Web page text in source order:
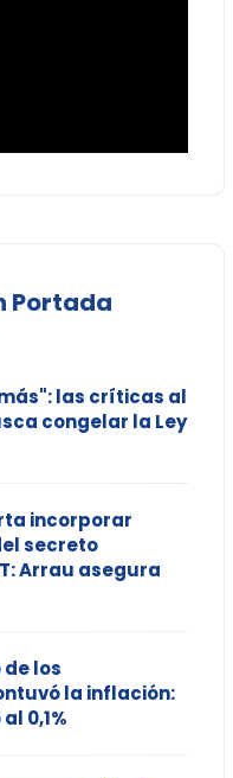
Portada
las críticas al
congelar la Ley
incorporar
secreto
Arrau asegura
los
la inflación:
0,1%